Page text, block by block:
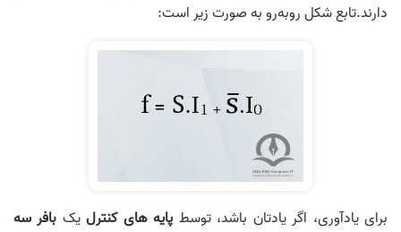
دارند.تابع شکل روبه‌رو به صورت زیر است:
برای یادآوری، اگر یادتان باشد، توسط پایه های کنترلیک بافر سه